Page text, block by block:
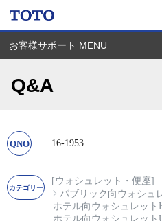
お客様サポート MENU
Q&A
16-1953
[ウォシュレット・便座]
パブリック向ウォシュ
ホテル向ウォシュレット
ホテル向ウォシュレット